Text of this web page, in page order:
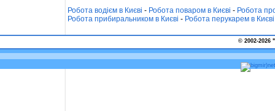
Робота водієм в Києві - Робота поваром в Києві - Робота
Робота прибиральником в Києві - Робота перукарем в Києві
© 2002-2026